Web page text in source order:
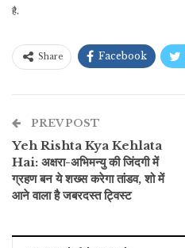
है.
Share Facebook
PREV POST
Yeh Rishta Kya Kehlata
Hai: अक्षरा-अभिमन्यु की जिंदगी में
ग्रहण बन ये शख्स करेगा तांडव, शो में
आने वाला है जबरदस्त ट्विस्ट